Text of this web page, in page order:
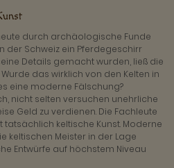
durch archäologische Funde
der Schweiz ein Pferdegeschirr
Details gemacht wurden, ließ die
das wirklich von den Kelten in
eine moderne Fälschung?
nicht selten versuchen unehrliche
Geld zu verdienen. Die Fachleute
keltische Kunst. Moderne
keltischen Meister in der Lage
Entwürfe auf höchstem Niveau